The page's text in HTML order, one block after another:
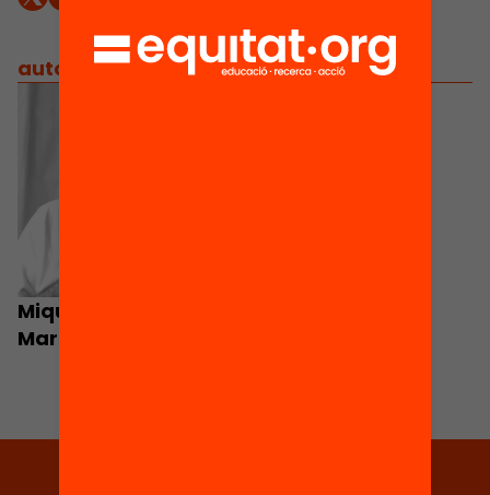
autors /equip implicat
Miquel Martínez
Martín